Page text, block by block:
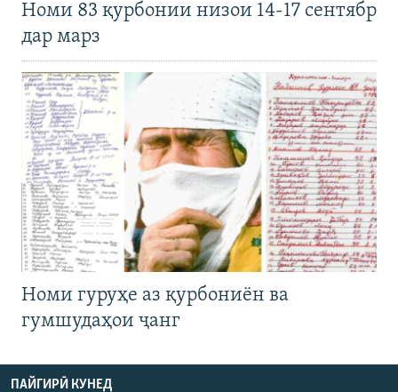
Номи 83 қурбонии низои 14-17 сентябр
дар марз
Номи гуруҳе аз қурбониён ва
гумшудаҳои ҷанг
ПАЙГИРӢ КУНЕД